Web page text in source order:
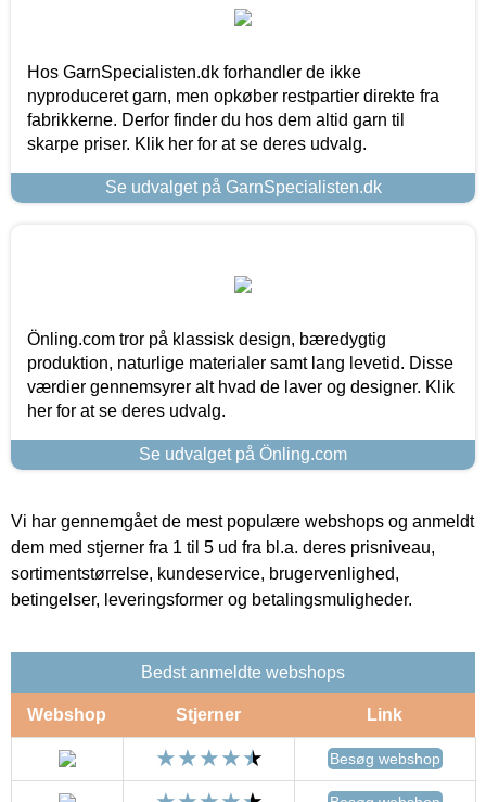
Hos GarnSpecialisten.dk forhandler de ikke
nyproduceret garn, men opkøber restpartier direkte fra
fabrikkerne. Derfor finder du hos dem altid garn til
skarpe priser. Klik her for at se deres udvalg.
Se udvalget på GarnSpecialisten.dk
Önling.com tror på klassisk design, bæredygtig
produktion, naturlige materialer samt lang levetid. Disse
værdier gennemsyrer alt hvad de laver og designer. Klik
her for at se deres udvalg.
Se udvalget på Önling.com
Vi har gennemgået de mest populære webshops og anmeldt
dem med stjerner fra 1 til 5 ud fra bl.a. deres prisniveau,
sortimentstørrelse, kundeservice, brugervenlighed,
betingelser, leveringsformer og betalingsmuligheder.
Bedst anmeldte webshops
Webshop Stjerner Link
Besøg webshop